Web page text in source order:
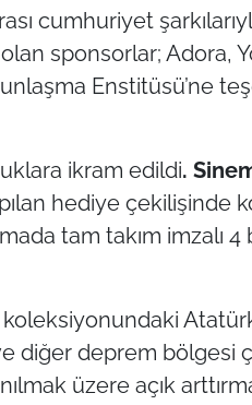
cumhuriyet
sponsorlar; Adora,
Enstitüsü’ne
ikram edildi.
hediye çekilişinde
tam takım imzalı
koleksiyonundaki
diğer deprem bölgesi
üzere açık